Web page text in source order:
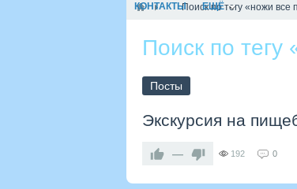
КОНТАКТЫ ЕЩЁ
Поиск по тегу «ножи все
Поиск по
Посты
Экскурсия на
— 192 0